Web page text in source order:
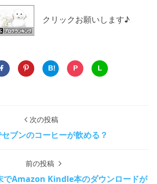
クリックお願いします♪
B! P L
次の投稿
ブンのコーヒーが飲める？
前の投稿
でAmazon Kindle本のダウンロードが